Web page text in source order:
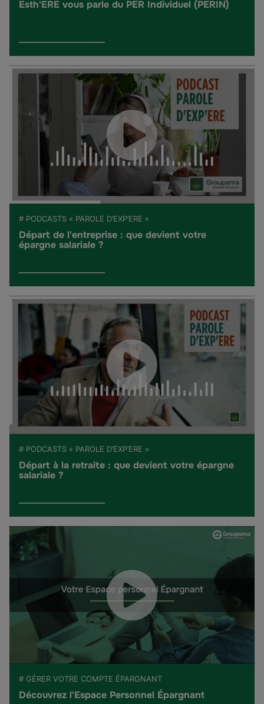
Esth'ERE vous parle du PER Individuel (PERIN)
# PODCASTS « PAROLE D’EXP’ERE »
Départ de l'entreprise : que devient votre
épargne salariale ?
# PODCASTS « PAROLE D’EXP’ERE »
Départ à la retraite : que devient votre épargne
salariale ?
# GÉRER VOTRE COMPTE ÉPARGNANT
Découvrez l'Espace Personnel Épargnant